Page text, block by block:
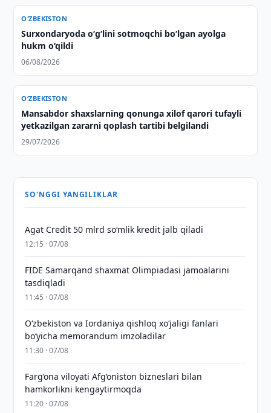
O‘ZBEKISTON
Surxondaryoda o‘g‘lini sotmoqchi bo‘lgan ayolga
hukm o‘qildi
06/08/2026
O‘ZBEKISTON
Mansabdor shaxslarning qonunga xilof qarori tufayli
yetkazilgan zararni qoplash tartibi belgilandi
29/07/2026
SO'NGGI YANGILIKLAR
Agat Credit 50 mlrd so‘mlik kredit jalb qiladi
12:15 · 07/08
FIDE Samarqand shaxmat Olimpiadasi jamoalarini
tasdiqladi
11:45 · 07/08
Oʻzbekiston va Iordaniya qishloq xoʻjaligi fanlari
boʻyicha memorandum imzoladilar
11:30 · 07/08
Farg‘ona viloyati Afg‘oniston bizneslari bilan
hamkorlikni kengaytirmoqda
11:20 · 07/08